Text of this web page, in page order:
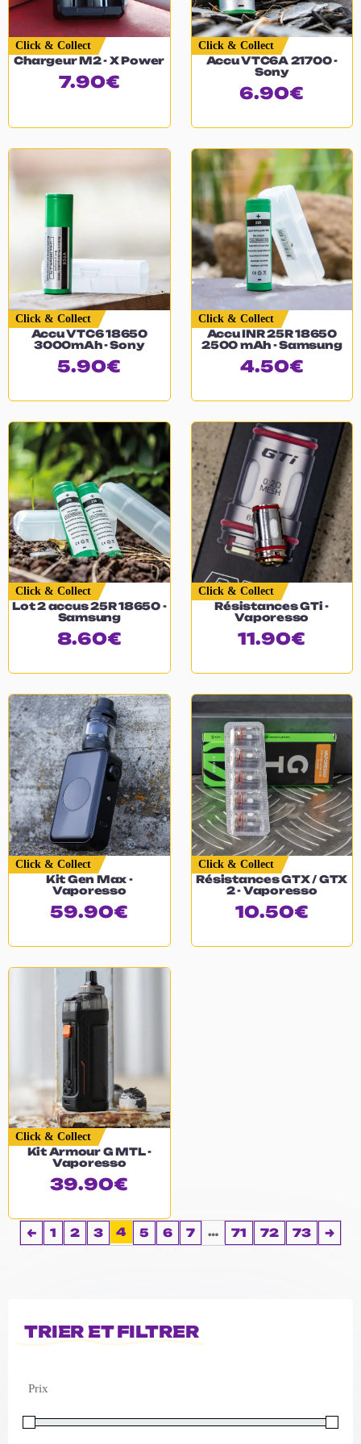
TRIER ET FILTRER
Prix
Click & Collect
Chargeur M2 - X Power
7.90€
Click & Collect
Accu VTC6A 21700 -
Sony
6.90€
Click & Collect
Accu VTC6 18650
3000mAh - Sony
5.90€
Click & Collect
Accu INR 25R 18650
2500 mAh - Samsung
4.50€
Click & Collect
Lot 2 accus 25R 18650 -
Samsung
8.60€
Click & Collect
Résistances GTi -
Vaporesso
11.90€
Click & Collect
Kit Gen Max -
Vaporesso
59.90€
Click & Collect
Résistances GTX / GTX
2 - Vaporesso
10.50€
Click & Collect
Kit Armour G MTL -
Vaporesso
39.90€
← 1 2 3 4 5 6 7 … 71 72 73 →